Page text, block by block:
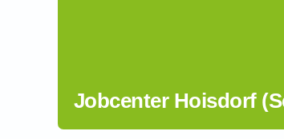
Jobcenter Hoisdorf